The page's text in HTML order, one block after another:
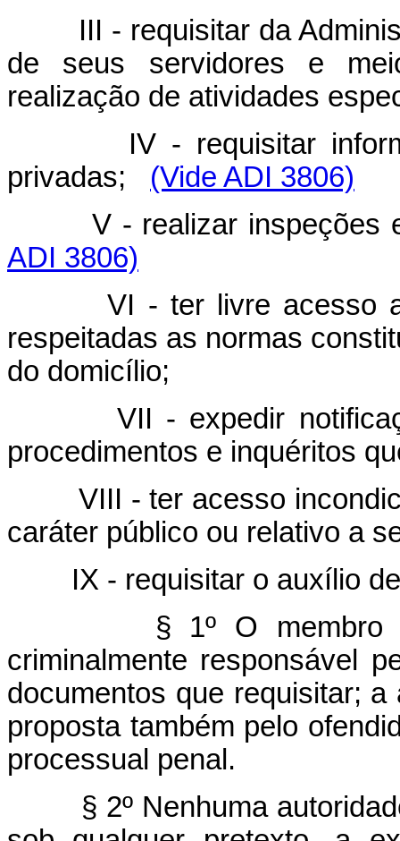
III - requisitar da
de seus servidores e
realização de atividades
IV - requisitar
privadas; (Vide ADI 3806)
V - realizar
ADI 3806)
VI - ter livre acesso
respeitadas as normas
do domicílio;
VII - expedir
procedimentos e inquéritos
VIII - ter acesso
caráter público ou relativo a
IX - requisitar o auxílio
§ 1º O membro
criminalmente responsável
documentos que requisitar;
proposta também pelo
processual penal.
§ 2º Nenhuma